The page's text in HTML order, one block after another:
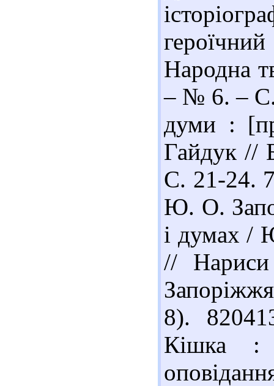
Народна
– № 6. –
думи :
Гайдук //
С. 21-24.
Ю. О.
і думах /
// Нариси
8).
Кішка :